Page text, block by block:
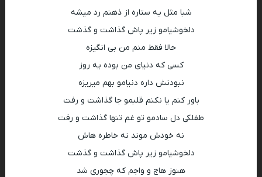
شبا مثل یه ستاره از ذهنم رد میشه
دلخوشیامو زیر پاش گذاشت و گذشت
حالا فقط منم من بی انگیزه
کسی که دنیای من بوده یه روز
نبودنش داره دنیامو بهم میریزه
باور کنم یا نکنم قلبمو جا گذاشت و رفت
طفلکی دل سادمو تو غم تنها گذاشت و رفت
نه خودش موند نه خاطره هاش
دلخوشیامو زیر پاش گذاشت و گذشت
هنوز هاج و واجم که چجوری شد